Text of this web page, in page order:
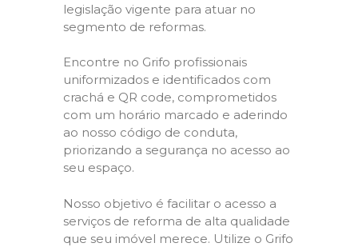
legislação vigente para atuar no
segmento de reformas.
Encontre no Grifo profissionais
uniformizados e identificados com
crachá e QR code, comprometidos
com um horário marcado e aderindo
ao nosso código de conduta,
priorizando a segurança no acesso ao
seu espaço.
Nosso objetivo é facilitar o acesso a
serviços de reforma de alta qualidade
que seu imóvel merece. Utilize o Grifo